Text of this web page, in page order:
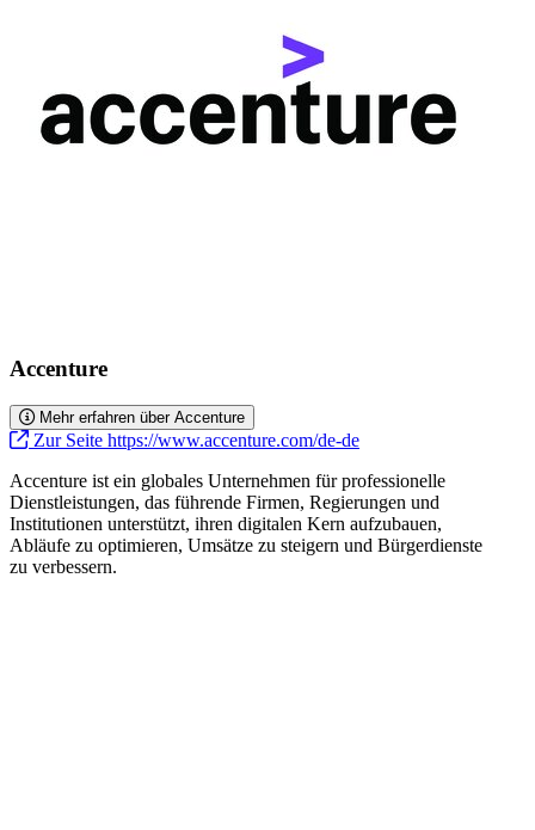
Accenture
Mehr erfahren über Accenture
Zur Seite https://www.accenture.com/de-de
Accenture ist ein globales Unternehmen für professionelle
Dienstleistungen, das führende Firmen, Regierungen und
Institutionen unterstützt, ihren digitalen Kern aufzubauen,
Abläufe zu optimieren, Umsätze zu steigern und Bürgerdienste
zu verbessern.